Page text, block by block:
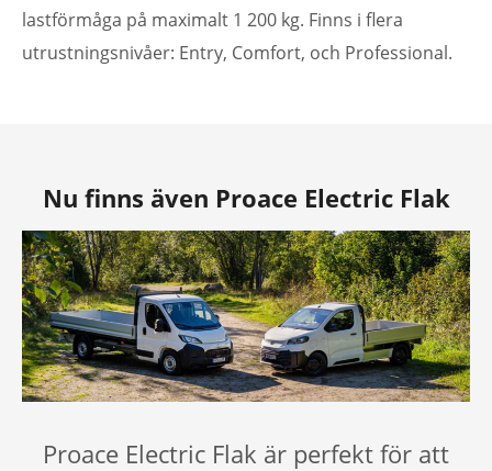
lastförmåga på maximalt 1 200 kg. Finns i flera
utrustningsnivåer: Entry, Comfort, och Professional.
Nu finns även Proace Electric Flak
Proace Electric Flak är perfekt för att